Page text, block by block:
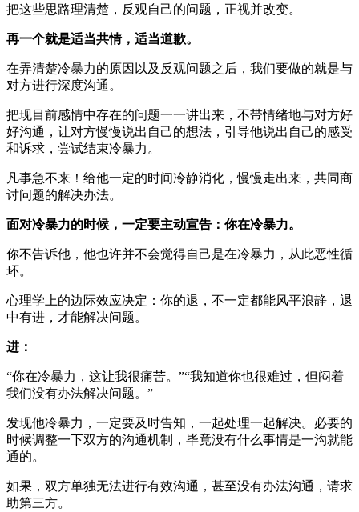
把这些思路理清楚，反观自己的问题，正视并改变。
再一个就是适当共情，适当道歉。
在弄清楚冷暴力的原因以及反观问题之后，我们要做的就是与
对方进行深度沟通。
把现目前感情中存在的问题一一讲出来，不带情绪地与对方好
好沟通，让对方慢慢说出自己的想法，引导他说出自己的感受
和诉求，尝试结束冷暴力。
凡事急不来！给他一定的时间冷静消化，慢慢走出来，共同商
讨问题的解决办法。
面对冷暴力的时候，一定要主动宣告：你在冷暴力。
你不告诉他，他也许并不会觉得自己是在冷暴力，从此恶性循
环。
心理学上的边际效应决定：你的退，不一定都能风平浪静，退
中有进，才能解决问题。
进：
“你在冷暴力，这让我很痛苦。”“我知道你也很难过，但闷着
我们没有办法解决问题。”
发现他冷暴力，一定要及时告知，一起处理一起解决。必要的
时候调整一下双方的沟通机制，毕竟没有什么事情是一沟就能
通的。
如果，双方单独无法进行有效沟通，甚至没有办法沟通，请求
助第三方。